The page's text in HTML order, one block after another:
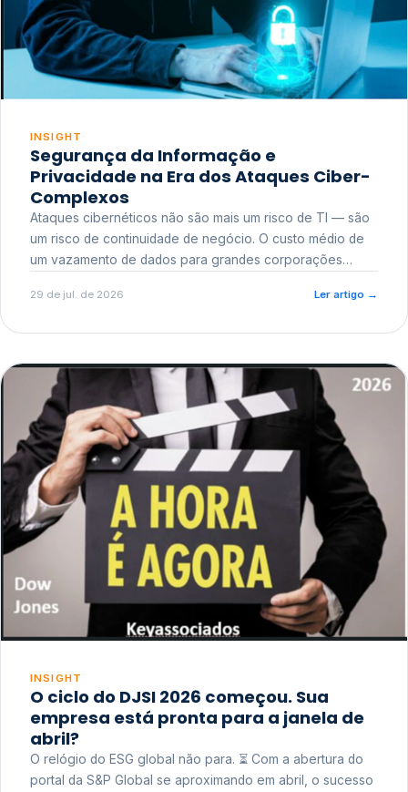
INSIGHT
Segurança da Informação e
Privacidade na Era dos Ataques Ciber-
Complexos
Ataques cibernéticos não são mais um risco de TI — são
um risco de continuidade de negócio. O custo médio de
um vazamento de dados para grandes corporações
reputacional e o risco regulatório junto a órgãos como a
29 de jul. de 2026 Ler artigo →
INSIGHT
O ciclo do DJSI 2026 começou. Sua
empresa está pronta para a janela de
abril?
O relógio do ESG global não para. ⏳ Com a abertura do
portal da S&P Global se aproximando em abril, o sucesso